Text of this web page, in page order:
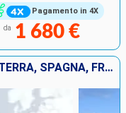
Pagamento in 4X
da 1 680 €
STATI UNITI, PORTOGALLO, GIBILTERRA, SPAGNA, FRANCIA, ITALIA, CROAZIA